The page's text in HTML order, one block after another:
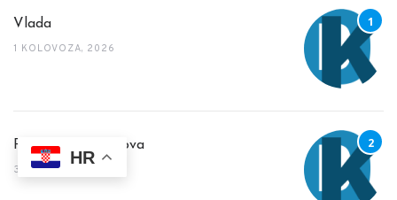
Vlada
1 KOLOVOZA, 2026
Političar novog kova
30 SRPNJA, 2026
HR